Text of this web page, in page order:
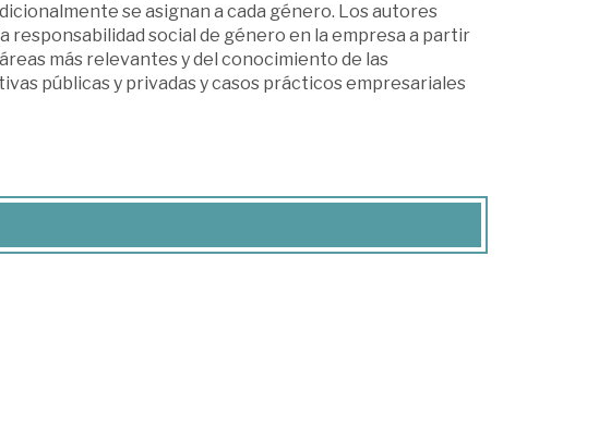
se asignan a cada género. Los autores
social de género en la empresa a partir
más relevantes y del conocimiento de las
públicas y privadas y casos prácticos empresariales